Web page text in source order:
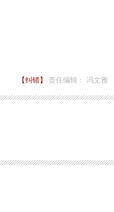
【纠错】 责任编辑： 冯文雅